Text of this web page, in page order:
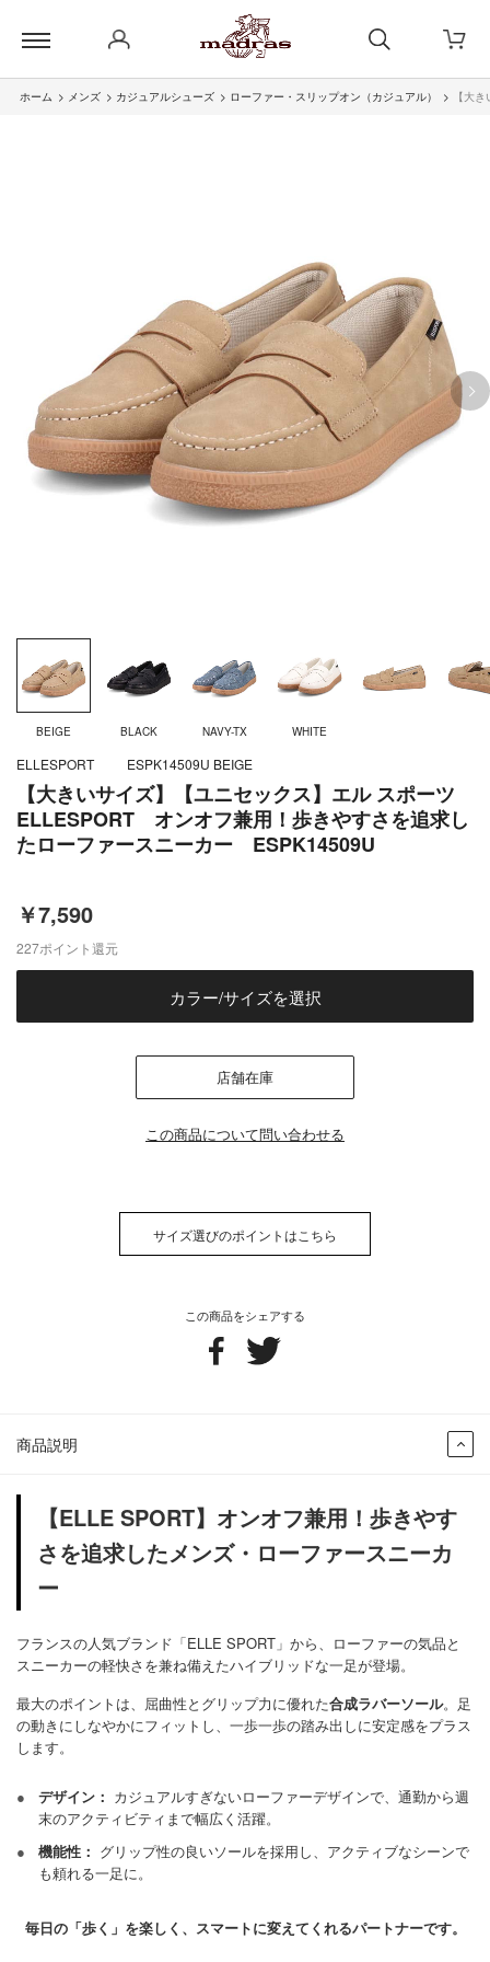
ホーム > メンズ > カジュアルシューズ > ローファー・スリップオン（カジュアル） > 【大
BEIGE BLACK NAVY-TX WHITE
【大きいサイズ】【ユニセックス】エル スポーツ
ELLESPORT オンオフ兼用！歩きやすさを追求し
たローファースニーカー ESPK14509U
￥7,590
この商品をシェアする
商品説明
【ELLE SPORT】オンオフ兼用！歩きやす
さを追求したメンズ・ローファースニーカ
ー
フランスの人気ブランド「ELLE SPORT」から、ローファーの気品と
スニーカーの軽快さを兼ね備えたハイブリッドな一足が登場。
最大のポイントは、屈曲性とグリップ力に優れた合成ラバーソール。足
の動きにしなやかにフィットし、一歩一歩の踏み出しに安定感をプラス
します。
● デザイン： カジュアルすぎないローファーデザインで、通勤から週
末のアクティビティまで幅広く活躍。
●
機能性： グリップ性の良いソールを採用し、アクティブなシーンで
も頼れる一足に。
毎日の「歩く」を楽しく、スマートに変えてくれるパートナーです。
ELLESPORT ESPK14509U BEIGE
227ポイント還元
カラー/サイズを選択
店舗在庫
この商品について問い合わせる
サイズ選びのポイントはこちら